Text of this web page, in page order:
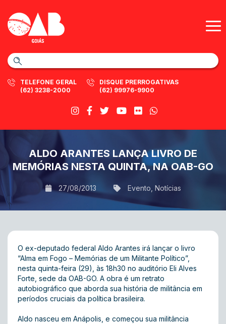
TELEFONE GERAL
(62) 3238-2000
DISQUE PRERROGATIVAS
(62) 99976-9900
ALDO ARANTES LANÇA LIVRO DE
MEMÓRIAS NESTA QUINTA, NA OAB-GO
27/08/2013 Evento Notícias
O ex-deputado federal Aldo Arantes irá lançar o livro
“Alma em Fogo – Memórias de um Militante Político”,
nesta quinta-feira (29), às 18h30 no auditório Eli Alves
Forte, sede da OAB-GO. A obra é um retrato
autobiográfico que aborda sua história de militância em
períodos cruciais da política brasileira.
Aldo nasceu em Anápolis, e começou sua militância